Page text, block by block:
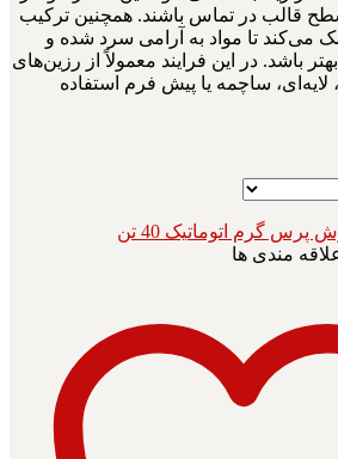
قالب در تماس باشند. همچنین ترکیب
می‌کند تا مواد به آرامی سرد شده و
باشد. در این فرایند معمولاً از رزین‌های
ساچمه یا پیش فرم استفاده
مندی ها